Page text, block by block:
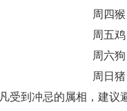
周四
周五
周六
周日
凡受到冲忌的属相，建议